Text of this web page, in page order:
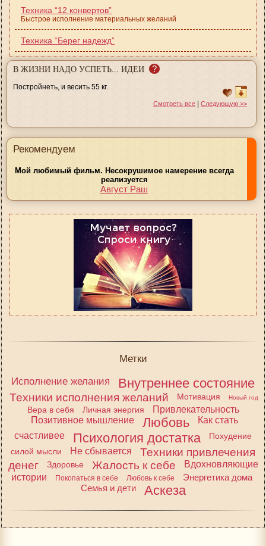
Техника “12 конвертов”
Быстрое исполнение материальных желаний
Техника “Берег надежд”
В ЖИЗНИ НАДО УСПЕТЬ... ИДЕИ ?
Постройнеть, и весить 55 кг.
Смотреть все | Следующую >>
Рекомендуем
Мой любимый фильм. Несокрушимое намерение всегда
реализуется
Август Раш
Метки
Исполнение желания
Внутреннее состояние
Техники исполнения желаний Мотивация Новый год
Вера в себя Личная энергия
Привлекательность
Позитивное мышление
Любовь
Как стать
счастливее
Психология достатка
Похудение
силой мысли
Не сбывается
Техники привлечения
денег
Здоровье Жалость к себе
Вдохновляющие
истории
Покопаться в себе Любовь к себе
Энергетика дома
Семья и дети
Аскеза